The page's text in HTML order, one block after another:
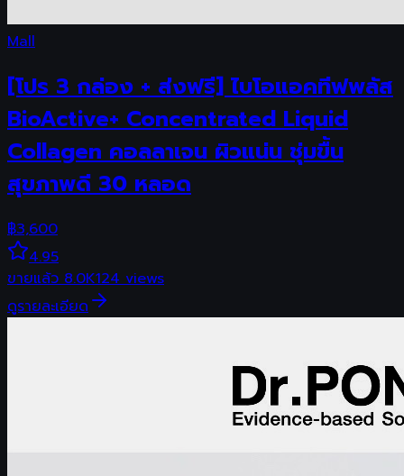
Mall
[โปร 3 กล่อง + ส่งฟรี] ไบโอแอคทีฟพลัส
BioActive+ Concentrated Liquid
Collagen คอลลาเจน ผิวแน่น ชุ่มขื้น
สุขภาพดี 30 หลอด
฿3,600
4.95
ขายแล้ว8.0K124views
ดูรายละเอียด